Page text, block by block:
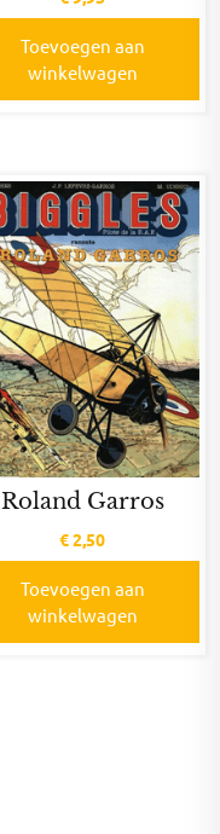
Toevoegen aan
winkelwagen
Roland Garros
€2,50
Toevoegen aan
winkelwagen